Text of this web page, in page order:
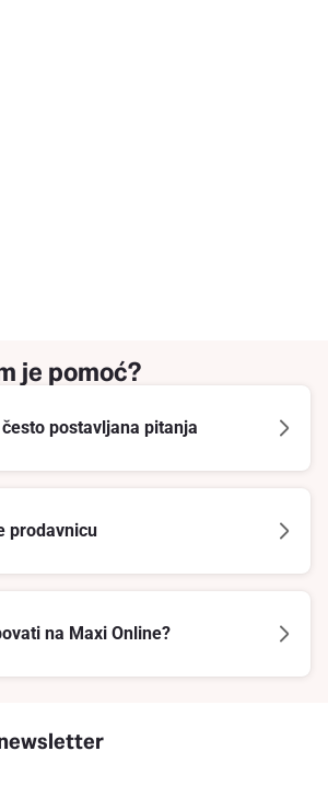
je pomoć?
postavljana pitanja
prodavnicu
na Maxi Online?